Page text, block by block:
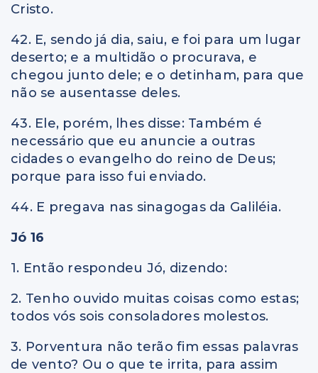
Cristo.
42. E, sendo já dia, saiu, e foi para um lugar
deserto; e a multidão o procurava, e
chegou junto dele; e o detinham, para que
não se ausentasse deles.
43. Ele, porém, lhes disse: Também é
necessário que eu anuncie a outras
cidades o evangelho do reino de Deus;
porque para isso fui enviado.
44. E pregava nas sinagogas da Galiléia.
Jó 16
1. Então respondeu Jó, dizendo:
2. Tenho ouvido muitas coisas como estas;
todos vós sois consoladores molestos.
3. Porventura não terão fim essas palavras
de vento? Ou o que te irrita, para assim